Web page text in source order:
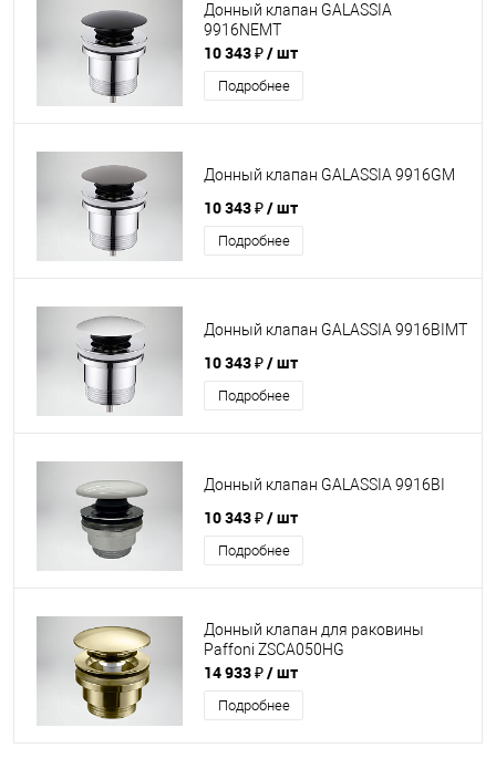
Донный клапан GALASSIA
9916NEMT
10 343 ₽/ шт
Подробнее
Донный клапан GALASSIA 9916GM
10 343 ₽/ шт
Подробнее
Донный клапан GALASSIA 9916BIMT
10 343 ₽/ шт
Подробнее
Донный клапан GALASSIA 9916BI
10 343 ₽/ шт
Подробнее
Донный клапан для раковины
Paffoni ZSCA050HG
14 933 ₽/ шт
Подробнее